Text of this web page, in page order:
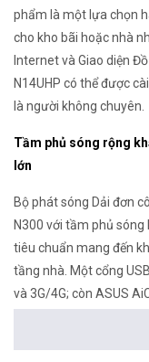
phẩm là một lựa chọn
cho kho bãi hoặc nhà
Internet và Giao diện
N14UHP có thể được
là người không chuyên.
Tầm phủ sóng rộng
lớn
Bộ phát sóng Dải đơn
N300 với tầm phủ
tiêu chuẩn mang đến
tầng nhà. Một cổng
và 3G/4G; còn ASUS